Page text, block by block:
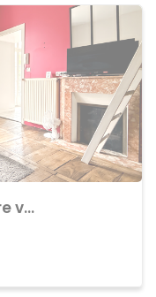
Achat Appartement centre ville